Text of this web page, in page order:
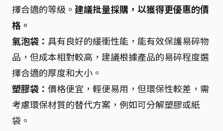
擇合適的等級。 建議批量採購，以獲得更優惠的價
格。
氣泡袋： 具有良好的緩衝性能，能有效保護易碎物
品，但成本相對較高，建議根據產品的易碎程度選
擇合適的厚度和大小。
塑膠袋： 價格便宜，輕便易用，但環保性較差，需
考慮環保材質的替代方案，例如可分解塑膠或紙
袋。